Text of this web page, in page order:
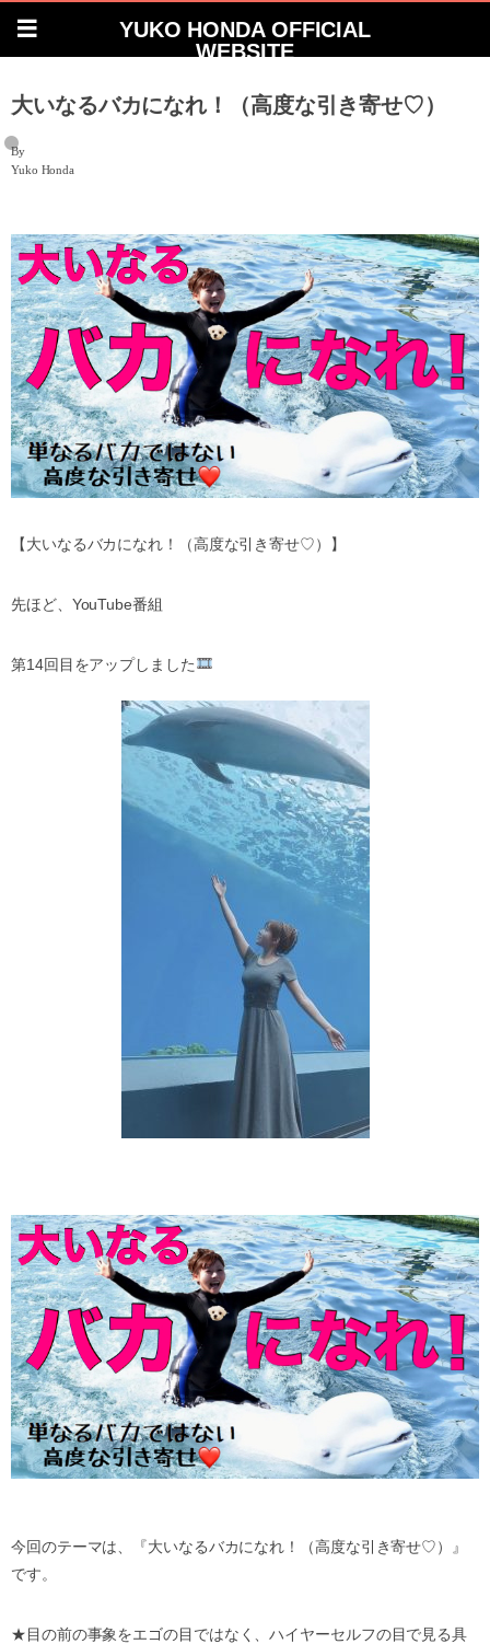
YUKO HONDA OFFICIAL
WEBSITE
大いなるバカになれ！（高度な引き寄せ♡）
By
Yuko Honda
【大いなるバカになれ！（高度な引き寄せ♡）】
先ほど、 YouTube番組
第14回目をアップしました
今回のテーマは、『大いなるバカになれ！（高度な引き寄せ♡）』
です。
★目の前の事象をエゴの目ではなく、ハイヤーセルフの目で見る具